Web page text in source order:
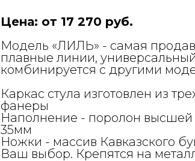
Цена: от 17 270 руб.
Модель «ЛИЛЬ» - самая
плавные линии,
комбинируется с другими
Каркас стула изготовлен из
фанеры
Наполнение - поролон высшей
35мм
Ножки - массив Кавказского
Ваш выбор. Крепятся на